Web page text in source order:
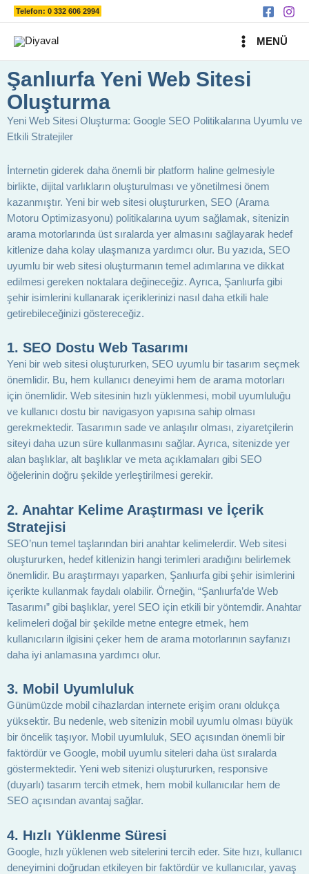
İçeriğeTelefon: 0 332 606 2994
MAIN
MENÜ
Şanlıurfa Yeni Web Sitesi
Oluşturma
Yeni Web Sitesi Oluşturma: Google SEO Politikalarına Uyumlu ve
Etkili Stratejiler
İnternetin giderek daha önemli bir platform haline gelmesiyle
birlikte, dijital varlıkların oluşturulması ve yönetilmesi önem
kazanmıştır. Yeni bir web sitesi oluştururken, SEO (Arama
Motoru Optimizasyonu) politikalarına uyum sağlamak, sitenizin
arama motorlarında üst sıralarda yer almasını sağlayarak hedef
kitlenize daha kolay ulaşmanıza yardımcı olur. Bu yazıda, SEO
uyumlu bir web sitesi oluşturmanın temel adımlarına ve dikkat
edilmesi gereken noktalara değineceğiz. Ayrıca, Şanlıurfa gibi
şehir isimlerini kullanarak içeriklerinizi nasıl daha etkili hale
getirebileceğinizi göstereceğiz.
1. SEO Dostu Web Tasarımı
Yeni bir web sitesi oluştururken, SEO uyumlu bir tasarım seçmek
önemlidir. Bu, hem kullanıcı deneyimi hem de arama motorları
için önemlidir. Web sitesinin hızlı yüklenmesi, mobil uyumluluğu
ve kullanıcı dostu bir navigasyon yapısına sahip olması
gerekmektedir. Tasarımın sade ve anlaşılır olması, ziyaretçilerin
siteyi daha uzun süre kullanmasını sağlar. Ayrıca, sitenizde yer
alan başlıklar, alt başlıklar ve meta açıklamaları gibi SEO
öğelerinin doğru şekilde yerleştirilmesi gerekir.
2. Anahtar Kelime Araştırması ve İçerik
Stratejisi
SEO’nun temel taşlarından biri anahtar kelimelerdir. Web sitesi
oluştururken, hedef kitlenizin hangi terimleri aradığını belirlemek
önemlidir. Bu araştırmayı yaparken, Şanlıurfa gibi şehir isimlerini
içerikte kullanmak faydalı olabilir. Örneğin, “Şanlıurfa’de Web
Tasarımı” gibi başlıklar, yerel SEO için etkili bir yöntemdir. Anahtar
kelimeleri doğal bir şekilde metne entegre etmek, hem
kullanıcıların ilgisini çeker hem de arama motorlarının sayfanızı
daha iyi anlamasına yardımcı olur.
3. Mobil Uyumluluk
Günümüzde mobil cihazlardan internete erişim oranı oldukça
yüksektir. Bu nedenle, web sitenizin mobil uyumlu olması büyük
bir öncelik taşıyor. Mobil uyumluluk, SEO açısından önemli bir
faktördür ve Google, mobil uyumlu siteleri daha üst sıralarda
göstermektedir. Yeni web sitenizi oluştururken, responsive
(duyarlı) tasarım tercih etmek, hem mobil kullanıcılar hem de
SEO açısından avantaj sağlar.
4. Hızlı Yüklenme Süresi
Google, hızlı yüklenen web sitelerini tercih eder. Site hızı, kullanıcı
deneyimini doğrudan etkileyen bir faktördür ve kullanıcılar, yavaş
Ara